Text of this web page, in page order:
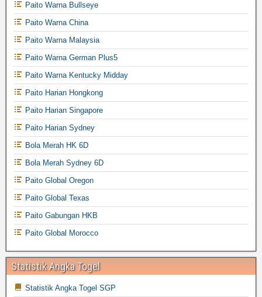
Paito Warna Bullseye
Paito Warna China
Paito Warna Malaysia
Paito Warna German Plus5
Paito Warna Kentucky Midday
Paito Harian Hongkong
Paito Harian Singapore
Paito Harian Sydney
Bola Merah HK 6D
Bola Merah Sydney 6D
Paito Global Oregon
Paito Global Texas
Paito Gabungan HKB
Paito Global Morocco
Statistik Angka Togel
Statistik Angka Togel SGP